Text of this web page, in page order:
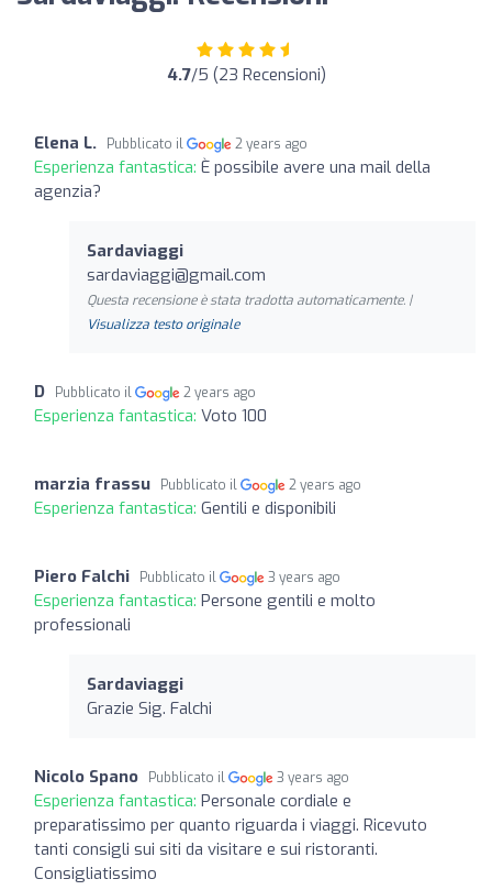
4.7/5 (23 Recensioni)
Elena L. Pubblicato il 2 years ago
Esperienza fantastica: È possibile avere una mail della
agenzia?
Sardaviaggi
sardaviaggi@gmail.com
Questa recensione è stata tradotta automaticamente. |
Visualizza testo originale
D Pubblicato il 2 years ago
Esperienza fantastica: Voto 100
marzia frassu Pubblicato il 2 years ago
Esperienza fantastica: Gentili e disponibili
Piero Falchi Pubblicato il 3 years ago
Esperienza fantastica: Persone gentili e molto
professionali
Sardaviaggi
Grazie Sig. Falchi
Nicolo Spano Pubblicato il 3 years ago
Esperienza fantastica: Personale cordiale e
preparatissimo per quanto riguarda i viaggi. Ricevuto
tanti consigli sui siti da visitare e sui ristoranti.
Consigliatissimo